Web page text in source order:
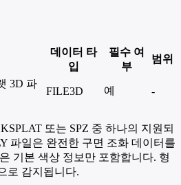
데이터 타
입
필수 여
부
범위
3D 파
FILE3D 예 -
또는 SPZ 중 하나의 지원되
파일은 완전한 구면 조화 데이터를
기본 색상 정보만 포함합니다. 형
로 감지됩니다.